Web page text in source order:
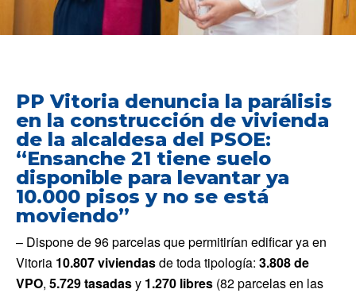
PP Vitoria denuncia la parálisis
en la construcción de vivienda
de la alcaldesa del PSOE:
“Ensanche 21 tiene suelo
disponible para levantar ya
10.000 pisos y no se está
moviendo”
– Dispone de 96 parcelas que permitirían edificar ya en
Vitoria 10.807 viviendasde toda tipología: 3.808 de
VPO, 5.729tasadasy 1.270 libres (82 parcelas en las